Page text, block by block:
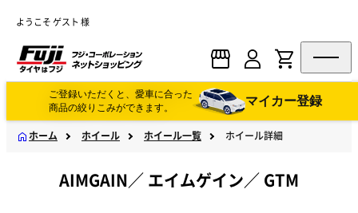
ようこそ ゲスト 様
ご登録いただくと、愛車に合った
商品の絞りこみができます。
マイカー登録
ホーム ホイール ホイール一覧 ホイール詳細
AIMGAIN／ エイムゲイン／ GTM